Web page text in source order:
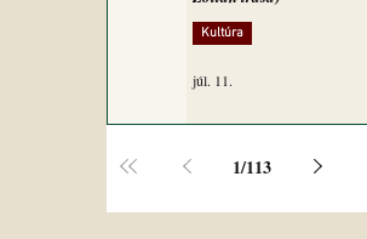
Kultúra
júl. 11.
1/113